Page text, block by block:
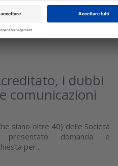
i dubbi
comunicazioni
siano oltre 40) delle Società
presentato domanda e
per...